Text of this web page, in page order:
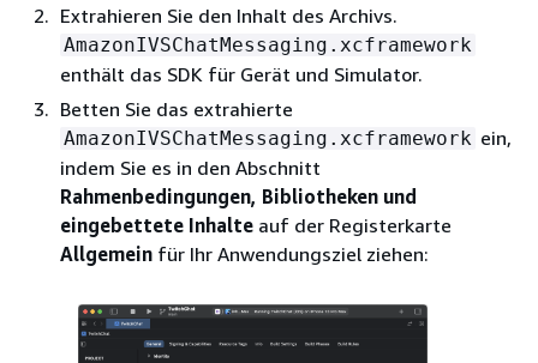
Extrahieren Sie den Inhalt des Archivs.
AmazonIVSChatMessaging.xcframework
enthält das SDK für Gerät und Simulator.
Betten Sie das extrahierte
AmazonIVSChatMessaging.xcframework ein,
indem Sie es in den Abschnitt
Rahmenbedingungen, Bibliotheken und
eingebettete Inhalte auf der Registerkarte
Allgemein für Ihr Anwendungsziel ziehen: